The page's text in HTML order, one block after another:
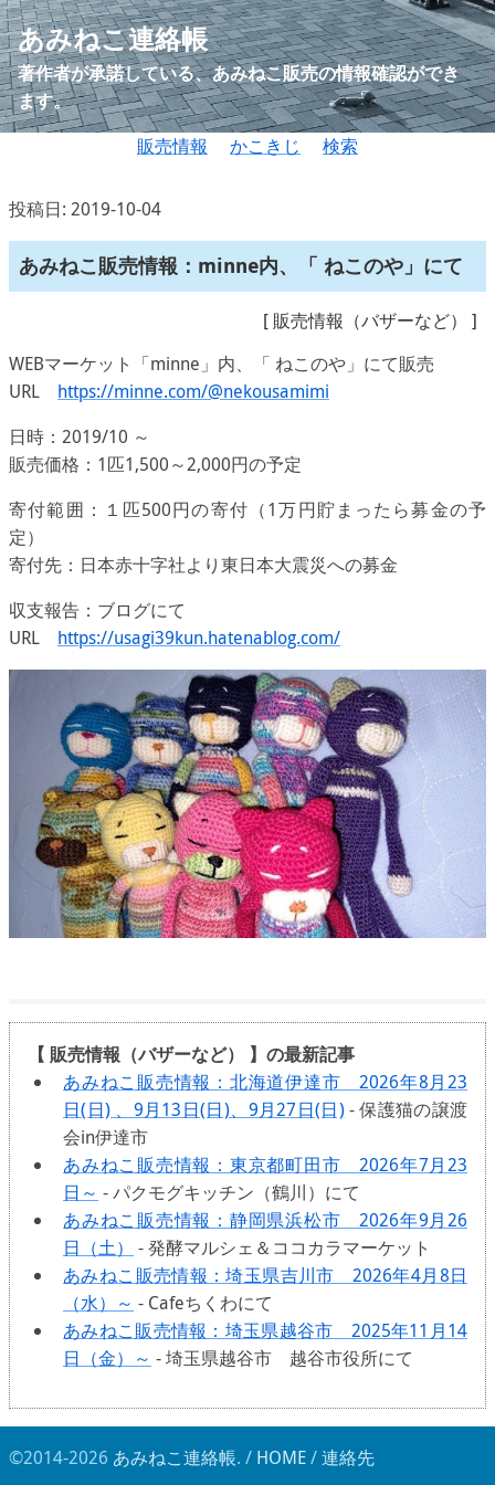
あみねこ連絡帳
著作者が承諾している、あみねこ販売の情報確認ができ
ます。
販売情報
かこきじ 検索
投稿日: 2019-10-04
あみねこ販売情報：minne内、「 ねこのや」にて
[ 販売情報（バザーなど） ]
WEBマーケット「minne」内、「 ねこのや」にて販売
URL https://minne.com/@nekousamimi
日時：2019/10 ～
販売価格：1匹1,500～2,000円の予定
寄付範囲：１匹500円の寄付（1万円貯まったら募金の予
定）
寄付先：日本赤十字社より東日本大震災への募金
収支報告：ブログにて
URL https://usagi39kun.hatenablog.com/
【 販売情報（バザーなど） 】の最新記事
あみねこ販売情報：北海道伊達市 2026年8月23
日(日) 、9月13日(日)、9月27日(日)- 保護猫の譲渡
会in伊達市
あみねこ販売情報：東京都町田市 2026年7月23
日～ - パクモグキッチン（鶴川）にて
あみねこ販売情報：静岡県浜松市 2026年9月26
日（土）
- 発酵マルシェ＆ココカラマーケット
あみねこ販売情報：埼玉県吉川市 2026年4月8日
（水）～ - Cafeちくわにて
あみねこ販売情報：埼玉県越谷市 2025年11月14
日（金）～ - 埼玉県越谷市 越谷市役所にて
©2014-2026 あみねこ連絡帳. / HOME/連絡先